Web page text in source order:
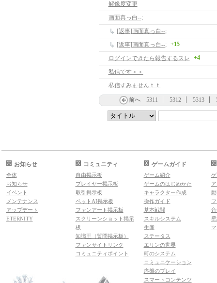
解像度変更
画面真っ白--;
[返事]画面真っ白--;
[返事]画面真っ白--;
+15
ログインできたら報告するスレ +4
私信です＞＜
私信すみませんｔｔ
前へ 5311 5312 5313
お知らせ
全体
お知らせ
イベント
メンテナンス
アップデート
ETERNITY
コミュニティ
自由掲示板
プレイヤー掲示板
取引掲示板
ペットAI掲示板
ファンアート掲示板
スクリーンショット掲示
板
知識王（質問掲示板）
ファンサイトリンク
コミュニティポイント
ゲームガイド
ゲーム紹介
ゲームのはじめかた
キャラクター作成
操作ガイド
基本戦闘
スキルシステム
生産
ステータス
エリンの世界
町のシステム
コミュニケーション
序盤のプレイ
スマートコンテンツ